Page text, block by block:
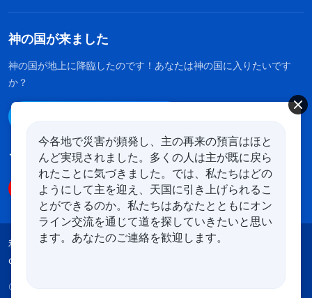
神の国が来ました
神の国が地上に降臨したのです！あなたは神の国に入りたいです
か？
フォローする
利用規約 プライバシーポリシー
クレジット
cookies
Copyright © 2026
今各地で災害が頻発し、主の再来の預言はほと
んど実現されました。多くの人は主が既に戻ら
れたことに気づきました。では、私たちはどの
ようにして主を迎え、天国に引き上げられるこ
とができるのか。私たちはあなたとともにオン
ライン交流を通じて道を探していきたいと思い
ます。あなたのご連絡を歓迎します。